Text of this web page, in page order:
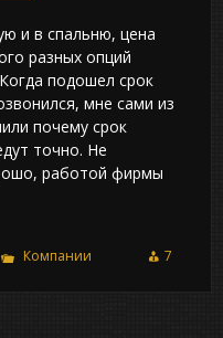
и в спальню, цена
разных опций
подошел срок
мне сами из
почему срок
точно. Не
работой фирмы
Компании 7